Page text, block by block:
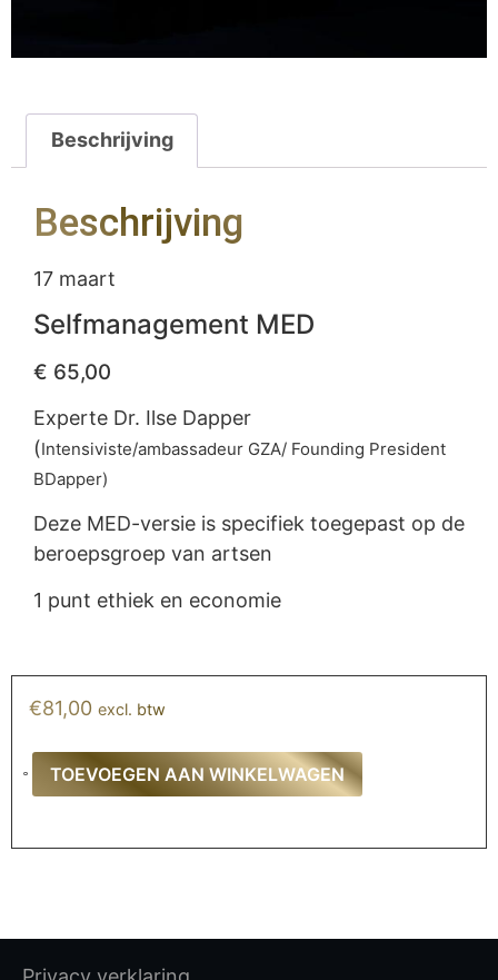
Beschrijving
Beschrijving
17 maart
Selfmanagement MED
€ 65,00
Experte Dr. Ilse Dapper
(Intensiviste/ambassadeur GZA/ Founding President
BDapper)
Deze MED-versie is specifiek toegepast op de
beroepsgroep van artsen
1 punt ethiek en economie
€81,00 excl. btw
TOEVOEGEN AAN WINKELWAGEN